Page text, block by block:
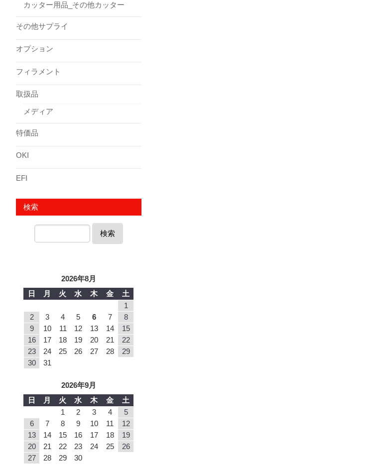
カッター用品_その他カッター
その他サプライ
オプション
フィラメント
取扱品
メディア
特価品
OKI
EFI
検索
検索
2026年8月
日
月 火 水 木 金
土
1
2
3 4 5 6 7
8
9
10 11 12 13 14
15
16
17 18 19 20 21
22
23
24 25 26 27 28
29
30
31
2026年9月
日
月 火 水 木 金
土
1
2 3 4
5
6
7 8 9 10 11
12
13
14 15 16 17 18
19
20
21 22 23 24 25
26
27
28 29 30